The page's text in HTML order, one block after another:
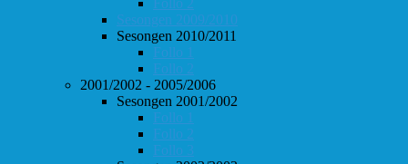
Sesongen 2009/2010
Sesongen 2010/2011
Follo 1
Follo 2
2001/2002 - 2005/2006
Sesongen 2001/2002
Follo 1
Follo 2
Follo 3